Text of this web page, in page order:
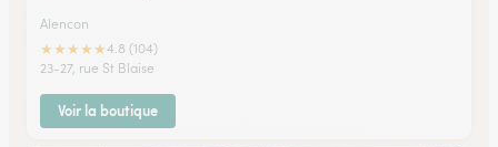
Alencon
★★★★★4.8 (104)
23-27, rue St Blaise
Voir la boutique